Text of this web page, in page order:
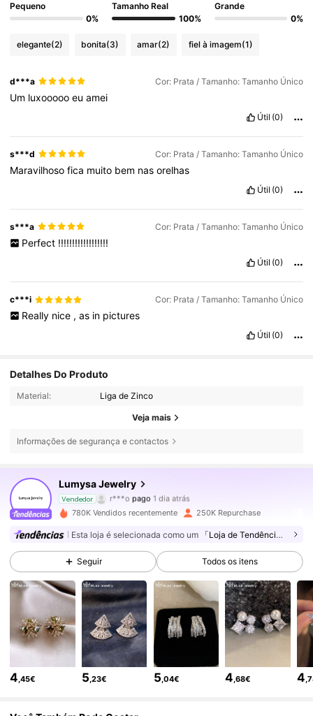
Pequeno
0%
Tamanho Real
100%
Grande
0%
elegante(2) bonita(3) amar(2) fiel à imagem(1)
d***a Cor: Prata / Tamanho: Tamanho Único
Um luxoooooeuamei
Útil (0)
s***d Cor: Prata / Tamanho: Tamanho Único
Maravilhosofica muito bem nasorelhas
Útil (0)
s***a Cor: Prata / Tamanho: Tamanho Único
Perfect !!!!!!!!!!!!!!!!!!
Útil (0)
c***i Cor: Prata / Tamanho: Tamanho Único
Really nice , as in pictures
Útil (0)
Detalhes Do Produto
Material: Liga de Zinco
Veja mais
Informações de segurança e contactos
Lumysa Jewelry
Vendedor
4,86
75K Seguidores
r***o pago 1 dia atrás
2 horas atrás
4,86 75K Seguidores
4,86 75K Seguidores
4,86 75K Seguidores
780K Vendidos recentemente 250K Repurchase
Esta loja é selecionada como um 「Loja de Tendências」
Seguir Todos os itens
4,45€ 5,23€ 5,04€ 4,68€ 4